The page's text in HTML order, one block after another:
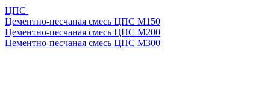
ЦПС
Цементно-песчаная смесь ЦПС М150
Цементно-песчаная смесь ЦПС М200
Цементно-песчаная смесь ЦПС М300